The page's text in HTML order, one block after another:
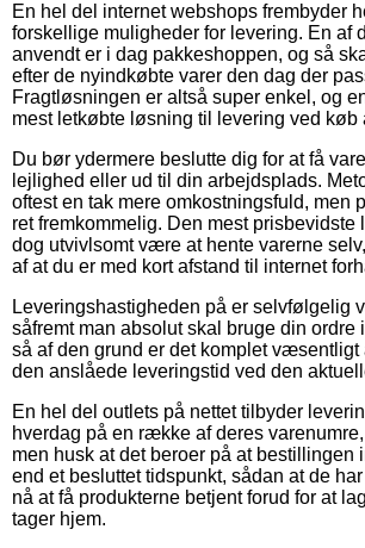
En hel del internet webshops frembyder
forskellige muligheder for levering. En af
anvendt er i dag pakkeshoppen, og så
efter de nyindkøbte varer den dag der
Fragtløsningen er altså super enkel, og
mest letkøbte løsning til levering ved køb
Du bør ydermere beslutte dig for at få
lejlighed eller ud til din arbejdsplads.
oftest en tak mere omkostningsfuld, men
ret fremkommelig. Den mest prisbevidste
dog utvivlsomt være at hente varerne
af at du er med kort afstand til internet
Leveringshastigheden på er selvfølgelig
såfremt man absolut skal bruge din ordre
så af den grund er det komplet væsentligt
den anslåede leveringstid ved den
En hel del outlets på nettet tilbyder
hverdag på en række af deres
men husk at det beroer på at bestillingen
end et besluttet tidspunkt, sådan at de
nå at få produkterne betjent forud for at
tager hjem.